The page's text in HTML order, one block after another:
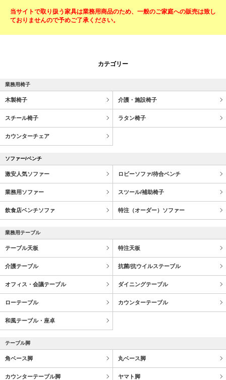
当サイトで取り扱う家具は業務用商品のため、一般のご家庭への販売は致し
ておりませんので予めご了承ください。
カテゴリー
業務用椅子
木製椅子 介護・施設椅子
スチール椅子 ラタン椅子
カウンターチェア
ソファー/ベンチ
激安人気ソファー ロビーソファ/待合ベンチ
業務用ソファー スツール/補助椅子
飲食店ベンチソファ 特注（オーダー）ソファー
業務用テーブル
テーブル天板 特注天板
介護テーブル 抗菌/抗ウイルステーブル
オフィス・会議テーブル ダイニングテーブル
ローテーブル カウンターテーブル
和風テーブル・座卓
テーブル脚
角ベース脚 丸ベース脚
カウンターテーブル脚 ヤマト脚